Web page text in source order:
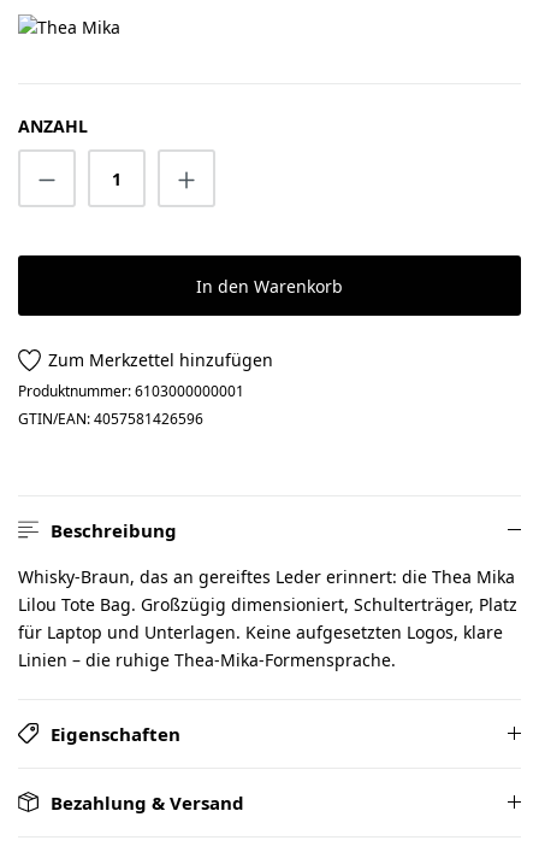
ANZAHL
Produkt Anzahl: Gib den gewünschten
In den Warenkorb
Zum Merkzettel hinzufügen
Produktnummer:6103000000001
GTIN/EAN:4057581426596
Beschreibung
Whisky-Braun, das an gereiftes Leder erinnert: die Thea Mika
Lilou Tote Bag. Großzügig dimensioniert, Schulterträger, Platz
für Laptop und Unterlagen. Keine aufgesetzten Logos, klare
Linien – die ruhige Thea-Mika-Formensprache.
Eigenschaften
Bezahlung & Versand